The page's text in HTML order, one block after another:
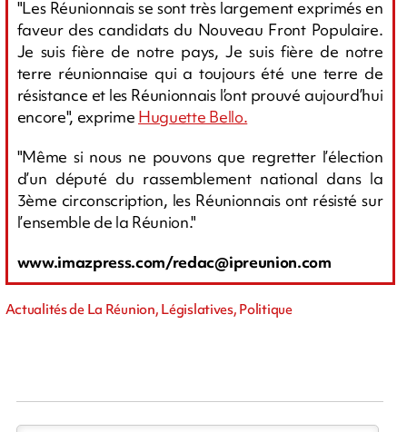
"Les Réunionnais se sont très largement exprimés en
faveur des candidats du Nouveau Front Populaire.
Je suis fière de notre pays, Je suis fière de notre
terre réunionnaise qui a toujours été une terre de
résistance et les Réunionnais l’ont prouvé aujourd’hui
encore", exprime Huguette Bello.
"Même si nous ne pouvons que regretter l’élection
d’un député du rassemblement national dans la
3ème circonscription, les Réunionnais ont résisté sur
l’ensemble de la Réunion."
www.imazpress.com/redac@ipreunion.com
Actualités de La Réunion, Législatives, Politique